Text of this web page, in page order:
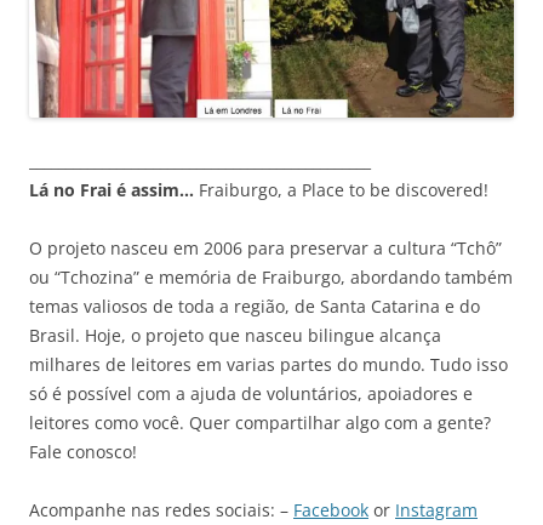
Lá no Frai é assim… Fraiburgo, a Place to be discovered!
O projeto nasceu em 2006 para preservar a cultura “Tchô”
ou “Tchozina” e memória de Fraiburgo, abordando também
temas valiosos de toda a região, de Santa Catarina e do
Brasil. Hoje, o projeto que nasceu bilingue alcança
milhares de leitores em varias partes do mundo. Tudo isso
só é possível com a ajuda de voluntários, apoiadores e
leitores como você. Quer compartilhar algo com a gente?
Fale conosco!
Acompanhe nas redes sociais: – Facebook or Instagram